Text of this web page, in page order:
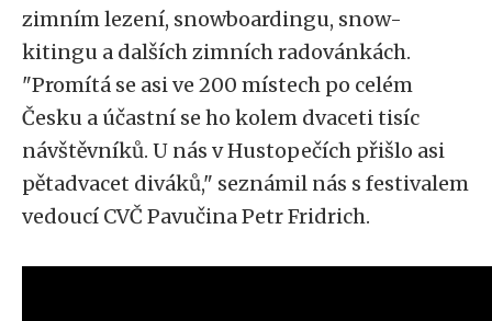
zimním lezení, snowboardingu, snow-
kitingu a dalších zimních radovánkách.
"Promítá se asi ve 200 místech po celém
Česku a účastní se ho kolem dvaceti tisíc
návštěvníků. U nás v Hustopečích přišlo asi
pětadvacet diváků," seznámil nás s festivalem
vedoucí CVČ Pavučina Petr Fridrich.